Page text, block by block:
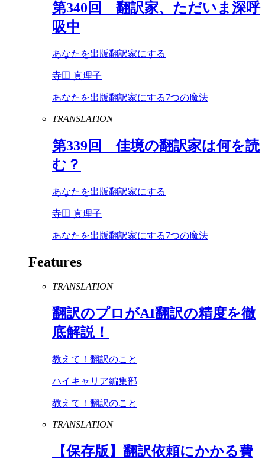
第340回 翻訳家、ただいま深呼
吸中
あなたを出版翻訳家にする
寺田 真理子
あなたを出版翻訳家にする7つの魔法
TRANSLATION
第339回 佳境の翻訳家は何を読
む？
あなたを出版翻訳家にする
寺田 真理子
あなたを出版翻訳家にする7つの魔法
Features
TRANSLATION
翻訳のプロがAI翻訳の精度を徹
底解説！
教えて！翻訳のこと
ハイキャリア編集部
教えて！翻訳のこと
TRANSLATION
【保存版】翻訳依頼にかかる費